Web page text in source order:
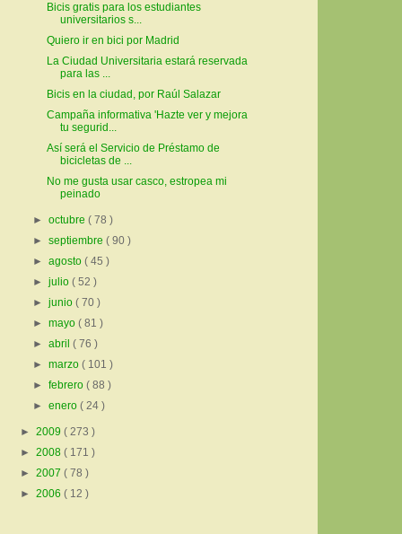
Bicis gratis para los estudiantes
universitarios s...
Quiero ir en bici por Madrid
La Ciudad Universitaria estará reservada
para las ...
Bicis en la ciudad, por Raúl Salazar
Campaña informativa 'Hazte ver y mejora
tu segurid...
Así será el Servicio de Préstamo de
bicicletas de ...
No me gusta usar casco, estropea mi
peinado
►octubre( 78 )
►septiembre( 90 )
►agosto( 45 )
►julio( 52 )
►junio( 70 )
►mayo( 81 )
►abril( 76 )
►marzo( 101 )
►febrero( 88 )
►enero( 24 )
► 2009 ( 273 )
► 2008 ( 171 )
► 2007 ( 78 )
► 2006 ( 12 )